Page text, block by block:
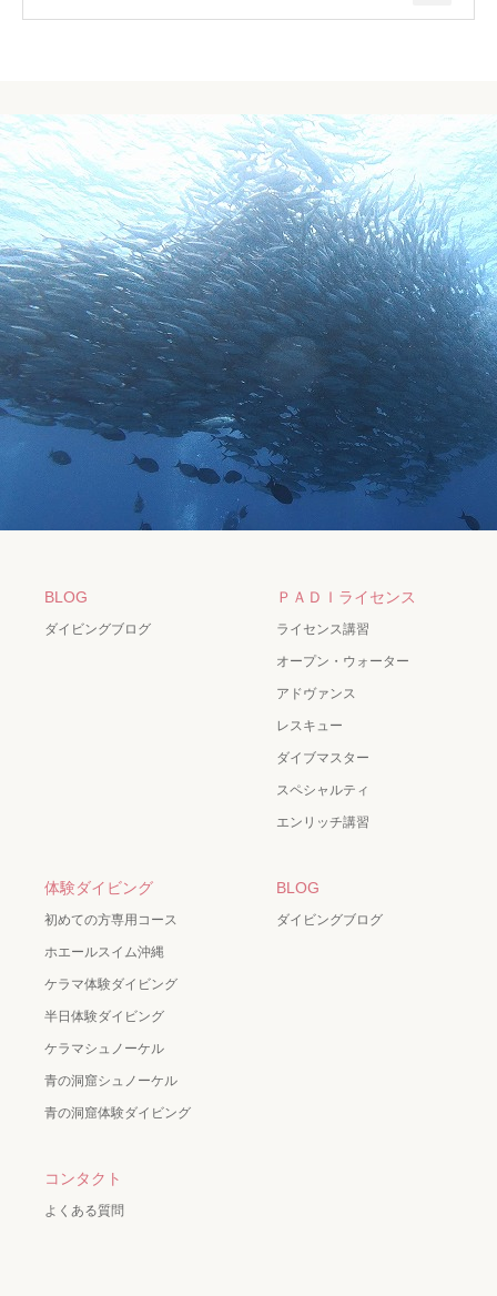
BLOG
ダイビングブログ
ＰＡＤＩライセンス
ライセンス講習
オープン・ウォーター
アドヴァンス
レスキュー
ダイブマスター
スペシャルティ
エンリッチ講習
体験ダイビング
初めての方専用コース
ホエールスイム沖縄
ケラマ体験ダイビング
半日体験ダイビング
ケラマシュノーケル
青の洞窟シュノーケル
青の洞窟体験ダイビング
BLOG
ダイビングブログ
コンタクト
よくある質問